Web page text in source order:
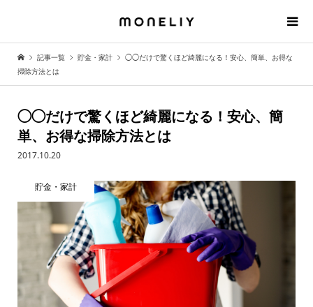
記事一覧 貯金・家計
◯◯だけで驚くほど綺麗になる！安心、簡単、お得な
掃除方法とは
◯◯だけで驚くほど綺麗になる！安心、簡
単、お得な掃除方法とは
2017.10.20
貯金・家計